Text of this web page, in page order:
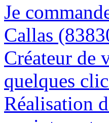
Je
Callas
Créateur de
quelques
Réalisation